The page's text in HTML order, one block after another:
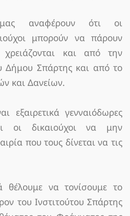
αναφέρουν ότι οι
μπορούν να πάρουν
χρειάζονται και από την
Δήμου Σπάρτης και από το
και Δανείων.
εξαιρετικά γενναιόδωρες
οι δικαιούχοι να μην
που τους δίνεται να τις
να τονίσουμε το
του Ινστιτούτου Σπάρτης